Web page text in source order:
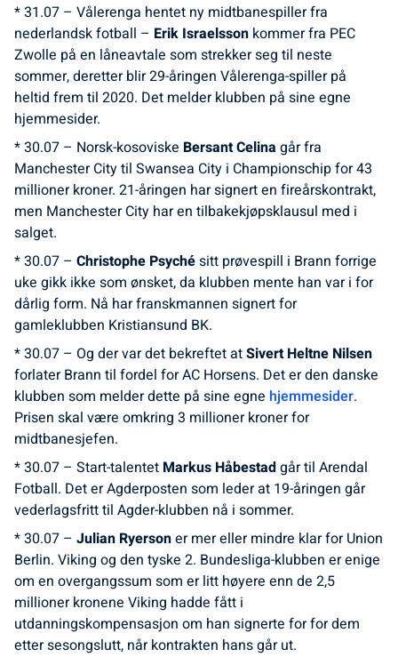
* 31.07 – Vålerenga hentet ny midtbanespiller fra
nederlandsk fotball – Erik Israelsson kommer fra PEC
Zwolle på en låneavtale som strekker seg til neste
sommer, deretter blir 29-åringen Vålerenga-spiller på
heltid frem til 2020. Det melder klubben på sine egne
hjemmesider.
* 30.07 – Norsk-kosoviske Bersant Celina går fra
Manchester City til Swansea City i Championschip for 43
millioner kroner. 21-åringen har signert en fireårskontrakt,
men Manchester City har en tilbakekjøpsklausul med i
salget.
* 30.07 – Christophe Psychésitt prøvespill i Brann forrige
uke gikk ikke som ønsket, da klubben mente han var i for
dårlig form. Nå har franskmannen signert for
gamleklubben Kristiansund BK.
* 30.07 – Og der var det bekreftet atSivert Heltne Nilsen
forlater Brann til fordel for AC Horsens. Det er den danske
klubben som melder dette på sine egne hjemmesider.
Prisen skal være omkring 3 millioner kroner for
midtbanesjefen.
* 30.07 – Start-talentet Markus Håbestadgår til Arendal
Fotball. Det er Agderposten som leder at 19-åringen går
vederlagsfritt til Agder-klubben nå i sommer.
* 30.07 – Julian Ryersoner mer eller mindre klar for Union
Berlin. Viking og den tyske 2. Bundesliga-klubben er enige
om en overgangssum som er litt høyere enn de 2,5
millioner kronene Viking hadde fått i
utdanningskompensasjon om han signerte for for dem
etter sesongslutt, når kontrakten hans går ut.